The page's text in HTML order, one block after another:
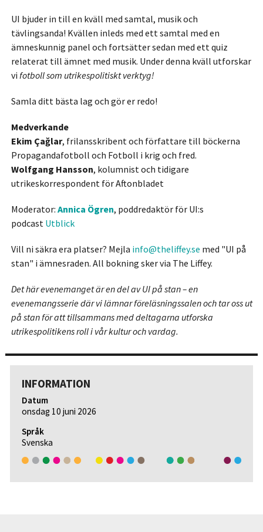
UI bjuder in till en kväll med samtal, musik och
tävlingsanda! Kvällen inleds med ett samtal med en
ämneskunnig panel och fortsätter sedan med ett quiz
relaterat till ämnet med musik. Under denna kväll utforskar
vi fotboll som utrikespolitiskt verktyg!
Samla ditt bästa lag och gör er redo!
Medverkande
Ekim Çağlar, frilansskribent och författare till böckerna
Propagandafotboll och Fotboll i krig och fred.
Wolfgang Hansson, kolumnist och tidigare
utrikeskorrespondent för Aftonbladet
Moderator: Annica Ögren, poddredaktör för UI:s
podcast Utblick
Vill ni säkra era platser? Mejla info@theliffey.se med "UI på
stan" i ämnesraden. All bokning sker via The Liffey.
Det här evenemanget är en del av UI på stan – en
evenemangsserie där vi lämnar föreläsningssalen och tar oss ut
på stan för att tillsammans med deltagarna utforska
utrikespolitikens roll i vår kultur och vardag.
INFORMATION
Datum
onsdag 10 juni 2026
Språk
Svenska